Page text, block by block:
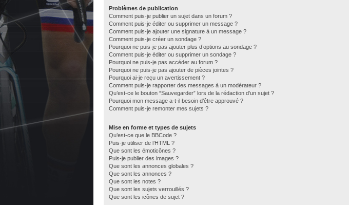
Problèmes de publication
Comment puis-je publier un sujet dans un forum ?
Comment puis-je éditer ou supprimer un message ?
Comment puis-je ajouter une signature à un message ?
Comment puis-je créer un sondage ?
Pourquoi ne puis-je pas ajouter plus d’options au sondage ?
Comment puis-je éditer ou supprimer un sondage ?
Pourquoi ne puis-je pas accéder au forum ?
Pourquoi ne puis-je pas ajouter de pièces jointes ?
Pourquoi ai-je reçu un avertissement ?
Comment puis-je rapporter des messages à un modérateur ?
Qu’est-ce le bouton “Sauvegarder” lors de la rédaction d’un sujet ?
Pourquoi mon message a-t-il besoin d’être approuvé ?
Comment puis-je remonter mes sujets ?
Mise en forme et types de sujets
Qu’est-ce que le BBCode ?
Puis-je utiliser de l’HTML ?
Que sont les émoticônes ?
Puis-je publier des images ?
Que sont les annonces globales ?
Que sont les annonces ?
Que sont les notes ?
Que sont les sujets verrouillés ?
Que sont les icônes de sujet ?